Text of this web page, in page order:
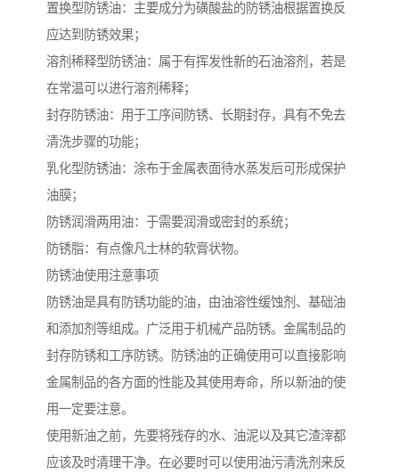
置换型防锈油：主要成分为磺酸盐的防锈油根据置换反
应达到防锈效果；
溶剂稀释型防锈油：属于有挥发性新的石油溶剂，若是
在常温可以进行溶剂稀释；
封存防锈油：用于工序间防锈、长期封存，具有不免去
清洗步骤的功能；
乳化型防锈油：涂布于金属表面待水蒸发后可形成保护
油膜；
防锈润滑两用油：于需要润滑或密封的系统；
防锈脂：有点像凡士林的软膏状物。
防锈油使用注意事项
防锈油是具有防锈功能的油，由油溶性缓蚀剂、基础油
和添加剂等组成。广泛用于机械产品防锈。金属制品的
封存防锈和工序防锈。防锈油的正确使用可以直接影响
金属制品的各方面的性能及其使用寿命，所以新油的使
用一定要注意。
使用新油之前，先要将残存的水、油泥以及其它渣滓都
应该及时清理干净。在必要时可以使用油污清洗剂来反